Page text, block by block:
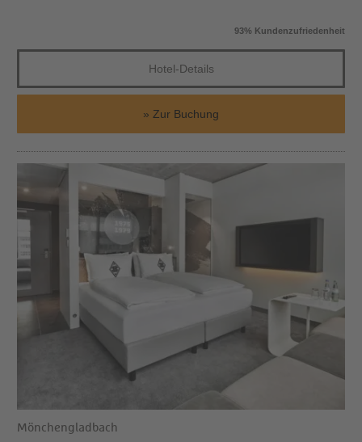
93% Kundenzufriedenheit
Hotel-Details
Zur Buchung
Mönchengladbach